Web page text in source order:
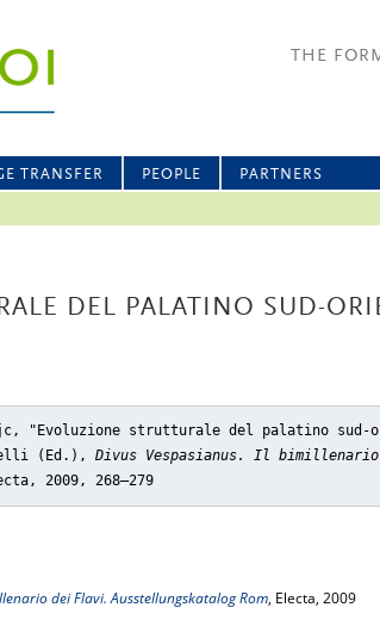
THE
TRANSFER PEOPLE PARTNERS
DEL PALATINO SUD-
"Evoluzione strutturale del palatino sud-
(Ed.), Divus Vespasianus. Il
2009, 268–279
dei Flavi. Ausstellungskatalog Rom, Electa, 2009